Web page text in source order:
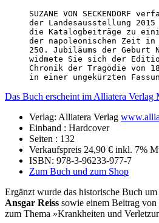
SUZANE VON
der Landesausstellung
die Katalogbeiträge zu
der napoleonischen Zeit in
250. Jubiläums der Geburt
widmete Sie sich der
Chronik der Tragödie von
in einer ungekürzten
Das Buch erscheint im Alliatera Verlag
Verlag: Alliatera Verlag
Einband : Hardcover
Seiten : 132
Verkaufspreis 24,90 € inkl. 7%
ISBN: 978-3-96233-977-7
Zum Buch und zum Shop
Ergänzt wurde das historische Buch
Ansgar Reiss sowie einem Beitrag von
zum Thema »Krankheiten und